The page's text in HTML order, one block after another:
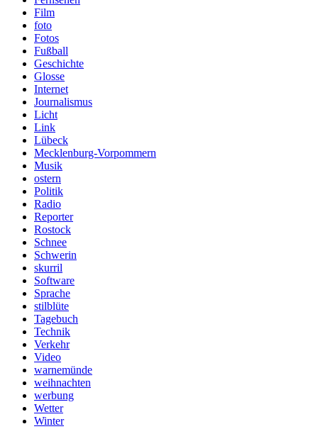
Film
foto
Fotos
Fußball
Geschichte
Glosse
Internet
Journalismus
Licht
Link
Lübeck
Mecklenburg-Vorpommern
Musik
ostern
Politik
Radio
Reporter
Rostock
Schnee
Schwerin
skurril
Software
Sprache
stilblüte
Tagebuch
Technik
Verkehr
Video
warnemünde
weihnachten
werbung
Wetter
Winter